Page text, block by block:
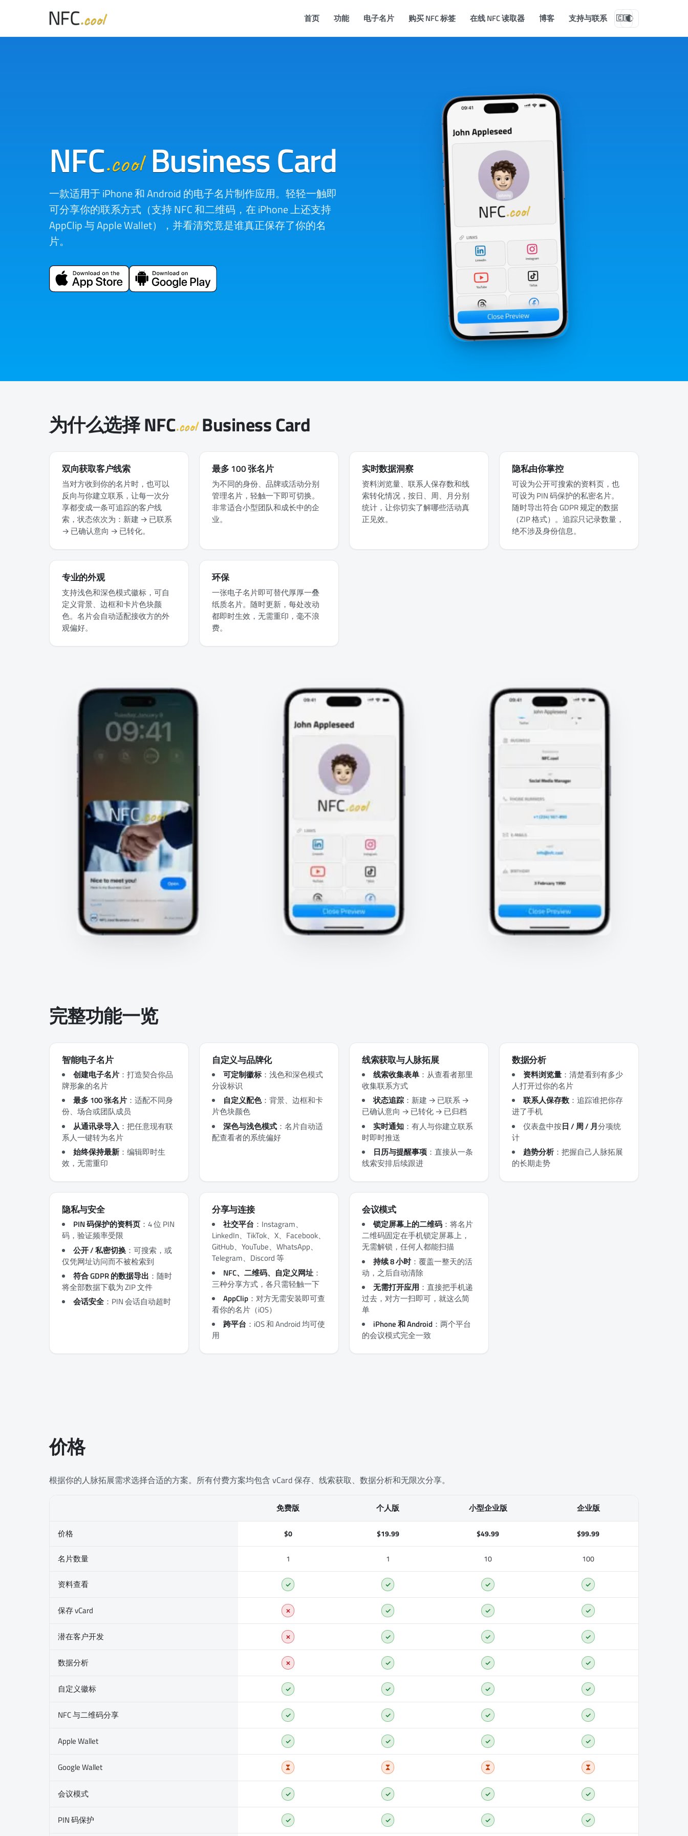
首页 功能 电子名片 购买 NFC 标签 在线 NFC 读取器 博客 支持与联系 🇨🇳
NFC.coolBusiness Card
一款适用于 iPhone 和 Android 的电子名片制作应用。轻轻一触即
可分享你的联系方式（支持 NFC 和二维码，在 iPhone 上还支持
AppClip 与 Apple Wallet），并看清究竟是谁真正保存了你的名
片。
为什么选择NFC.coolBusiness Card
双向获取客户线索
当对方收到你的名片时，也可以
反向与你建立联系，让每一次分
享都变成一条可追踪的客户线
索，状态依次为：新建 → 已联系
→ 已确认意向 → 已转化。
最多 100 张名片
为不同的身份、品牌或活动分别
管理名片，轻触一下即可切换。
非常适合小型团队和成长中的企
业。
实时数据洞察
资料浏览量、联系人保存数和线
索转化情况，按日、周、月分别
统计，让你切实了解哪些活动真
正见效。
隐私由你掌控
可设为公开可搜索的资料页，也
可设为 PIN 码保护的私密名片。
随时导出符合 GDPR 规定的数据
（ZIP 格式）。追踪只记录数量，
绝不涉及身份信息。
专业的外观
支持浅色和深色模式徽标，可自
定义背景、边框和卡片色块颜
色。名片会自动适配接收方的外
观偏好。
环保
一张电子名片即可替代厚厚一叠
纸质名片。随时更新，每处改动
都即时生效，无需重印，毫不浪
费。
完整功能一览
智能电子名片
创建电子名片 ：打造契合你品
牌形象的名片
最多 100 张名片 ：适配不同身
份、场合或团队成员
从通讯录导入：把任意现有联
系人一键转为名片
始终保持最新 ：编辑即时生
效，无需重印
自定义与品牌化
可定制徽标 ：浅色和深色模式
分设标识
自定义配色：背景、边框和卡
片色块颜色
深色与浅色模式 ：名片自动适
配查看者的系统偏好
线索获取与人脉拓展
线索收集表单 ：从查看者那里
收集联系方式
状态追踪 ：新建 → 已联系 →
已确认意向 → 已转化 → 已归档
实时通知 ：有人与你建立联系
时即时推送
日历与提醒事项 ：直接从一条
线索安排后续跟进
数据分析
资料浏览量 ：清楚看到有多少
人打开过你的名片
联系人保存数：追踪谁把你存
进了手机
仪表盘中按日 / 周 / 月分项统
计
趋势分析：把握自己人脉拓展
的长期走势
隐私与安全
PIN 码保护的资料页 ：4 位 PIN
码，验证频率受限
公开 / 私密切换 ：可搜索，或
仅凭网址访问而不被检索到
符合 GDPR 的数据导出 ：随时
将全部数据下载为 ZIP 文件
会话安全：PIN 会话自动超时
分享与连接
社交平台 ：Instagram、
LinkedIn、TikTok、X、Facebook、
GitHub、YouTube、WhatsApp、
Telegram、Discord 等
NFC、二维码、自定义网址 ：
三种分享方式，各只需轻触一下
AppClip ：对方无需安装即可查
看你的名片（iOS）
跨平台 ：iOS 和 Android 均可使
用
会议模式
锁定屏幕上的二维码 ：将名片
二维码固定在手机锁定屏幕上，
无需解锁，任何人都能扫描
持续 8 小时：覆盖一整天的活
动，之后自动清除
无需打开应用 ：直接把手机递
过去，对方一扫即可，就这么简
单
iPhone 和 Android ：两个平台
的会议模式完全一致
价格
根据你的人脉拓展需求选择合适的方案。所有付费方案均包含 vCard 保存、线索获取、数据分析和无限次分享。
免费版 个人版 小型企业版 企业版
价格 $0 $19.99 $49.99 $99.99
名片数量 1 1 10 100
资料查看 ✓ ✓ ✓ ✓
保存 vCard ✗ ✓ ✓ ✓
潜在客户开发 ✗ ✓ ✓ ✓
数据分析 ✗ ✓ ✓ ✓
自定义徽标 ✓ ✓ ✓ ✓
NFC 与二维码分享 ✓ ✓ ✓ ✓
Apple Wallet ✓ ✓ ✓ ✓
Google Wallet
会议模式 ✓ ✓ ✓ ✓
PIN 码保护 ✓ ✓ ✓ ✓